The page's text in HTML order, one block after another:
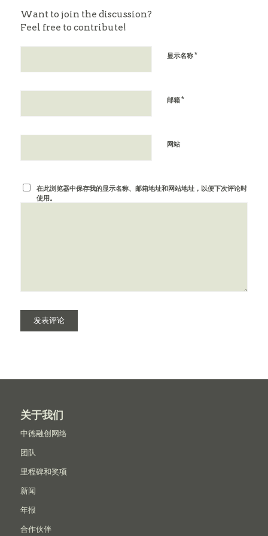
Want to join the discussion?
Feel free to contribute!
显示名称*
邮箱*
网站
在此浏览器中保存我的显示名称、邮箱地址和网站地址，以便下次评论时
使用。
关于我们
中德融创网络
团队
里程碑和奖项
新闻
年报
合作伙伴